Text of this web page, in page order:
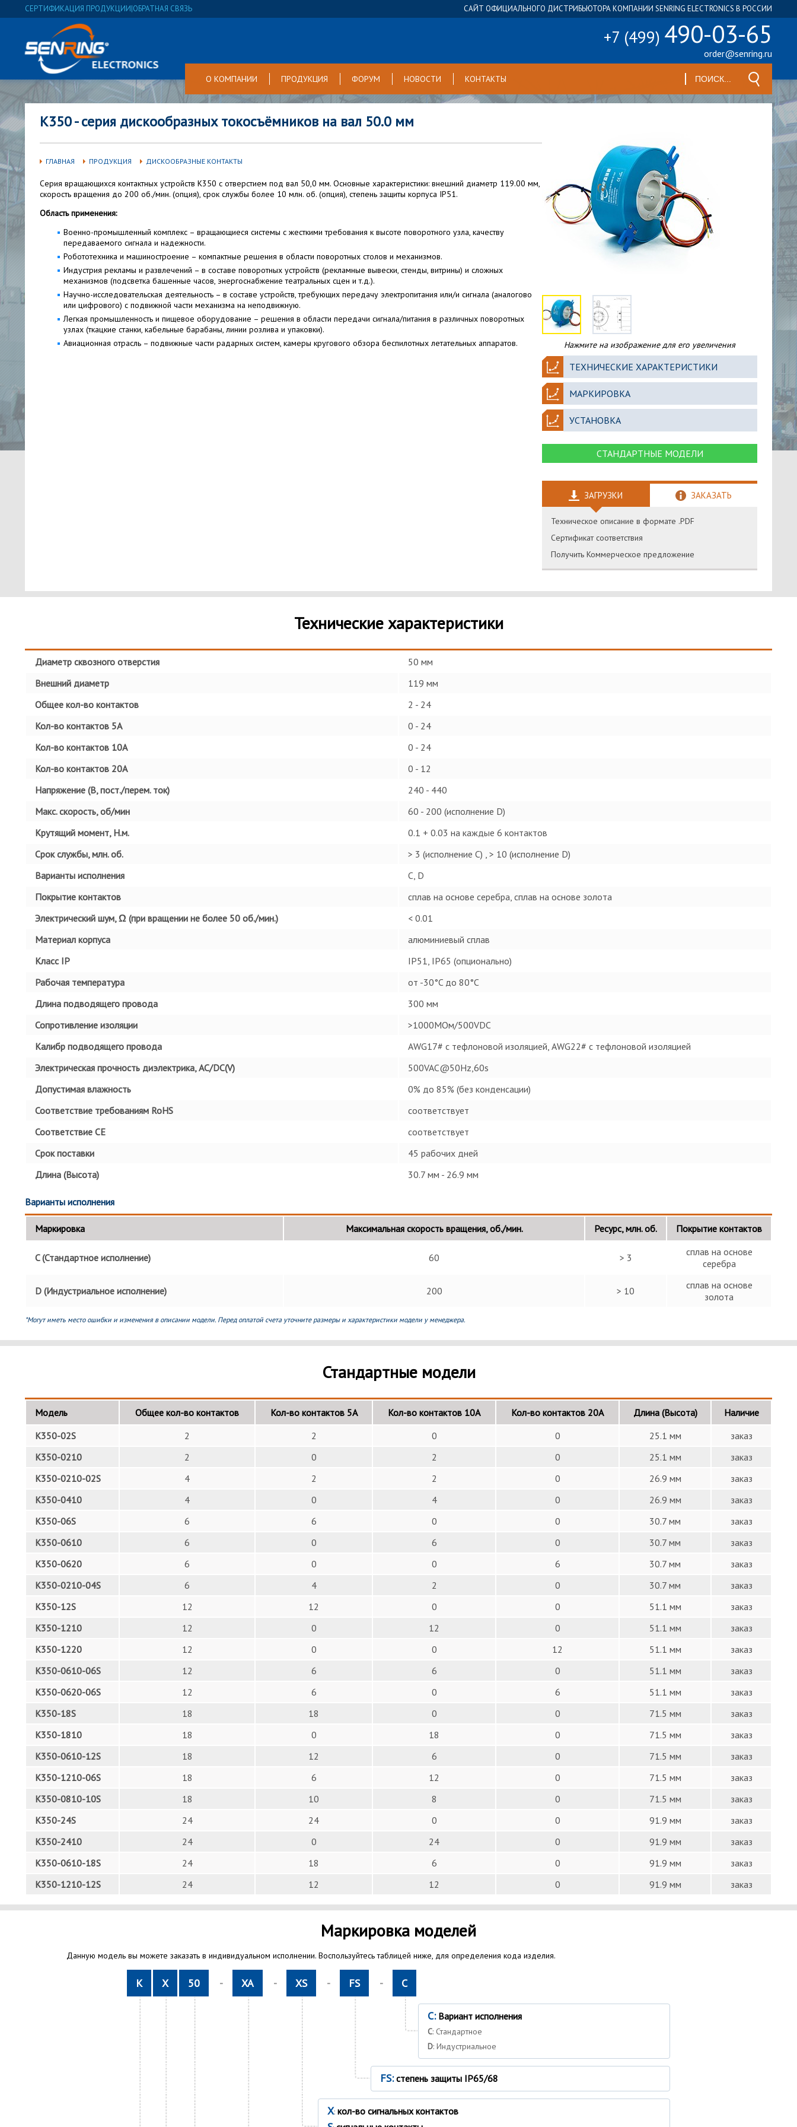
СЕРТИФИКАЦИЯ ПРОДУКЦИИ|ОБРАТНАЯ СВЯЗЬ САЙТ ОФИЦИАЛЬНОГО ДИСТРИБЬЮТОРА КОМПАНИИ SENRING ELECTRONICS В РОССИИ
+7 (499) 490-03-65
order@senring.ru
О КОМПАНИИ ПРОДУКЦИЯ ФОРУМ НОВОСТИ КОНТАКТЫ
K350 - серия дискообразных токосъёмников на вал 50.0 мм
ГЛАВНАЯ ПРОДУКЦИЯ ДИСКООБРАЗНЫЕ КОНТАКТЫ
Серия вращающихся контактных устройств K350 с отверстием под вал 50,0 мм. Основные характеристики: внешний диаметр 119.00 мм,
скорость вращения до 200 об./мин. (опция), срок службы более 10 млн. об. (опция), степень защиты корпуса IP51.
Область применения:
Военно-промышленный комплекс – вращающиеся системы с жесткими требования к высоте поворотного узла, качеству
передаваемого сигнала и надежности.
Робототехника и машиностроение – компактные решения в области поворотных столов и механизмов.
Индустрия рекламы и развлечений – в составе поворотных устройств (рекламные вывески, стенды, витрины) и сложных
механизмов (подсветка башенные часов, энергоснабжение театральных сцен и т.д.).
Научно-исследовательская деятельность – в составе устройств, требующих передачу электропитания или/и сигнала (аналогово
или цифрового) с подвижной части механизма на неподвижную.
Легкая промышленность и пищевое оборудование – решения в области передачи сигнала/питания в различных поворотных
узлах (ткацкие станки, кабельные барабаны, линии розлива и упаковки).
Авиационная отрасль – подвижные части радарных систем, камеры кругового обзора беспилотных летательных аппаратов.
Нажмите на изображение для его увеличения
ТЕХНИЧЕСКИЕ ХАРАКТЕРИСТИКИ
МАРКИРОВКА
УСТАНОВКА
СТАНДАРТНЫЕ МОДЕЛИ
ЗАГРУЗКИ ЗАКАЗАТЬ
Техническое описание в формате .PDF
Сертификат соответствия
Получить Коммерческое предложение
Технические характеристики
Диаметр сквозного отверстия
50 мм
Внешний диаметр
119 мм
Общее кол-во контактов
2 - 24
Кол-во контактов 5А
0 - 24
Кол-во контактов 10А
0 - 24
Кол-во контактов 20А
0 - 12
Напряжение (В, пост./перем. ток)
240 - 440
Макс. скорость, об/мин
60 - 200 (исполнение D)
Крутящий момент, Н.м.
0.1 + 0.03 на каждые 6 контактов
Срок службы, млн. об.
> 3 (исполнение C) , > 10 (исполнение D)
Варианты исполнения
C, D
Покрытие контактов
сплав на основе серебра, сплав на основе золота
Электрический шум, Ω (при вращении не более 50 об./мин.)
< 0.01
Материал корпуса
алюминиевый сплав
Класс IP
IP51, IP65 (опционально)
Рабочая температура
от -30°C до 80°C
Длина подводящего провода
300 мм
Сопротивление изоляции
>1000MОм/500VDC
Калибр подводящего провода
AWG17# с тефлоновой изоляцией, AWG22# с тефлоновой изоляцией
Электрическая прочность диэлектрика, AC/DC(V)
500VAC@50Hz,60s
Допустимая влажность
0% до 85% (без конденсации)
Соответствие требованиям RoHS
соответствует
Соответствие СЕ
соответствует
Срок поставки
45 рабочих дней
Длина (Высота)
30.7 мм - 26.9 мм
Варианты исполнения
Маркировка Максимальная скорость вращения, об./мин. Ресурс, млн. об. Покрытие контактов
C (Стандартное исполнение) 60 > 3
сплав на основе
серебра
D (Индустриальное исполнение) 200 > 10
сплав на основе
золота
*Могут иметь место ошибки и изменения в описании модели. Перед оплатой счета уточните размеры и характеристики модели у менеджера.
Стандартные модели
Модель Общее кол-во контактов Кол-во контактов 5А Кол-во контактов 10А Кол-во контактов 20А Длина (Высота)
Наличие
K350-02S
2 2 0 0 25.1 мм
заказ
K350-0210
2 0 2 0 25.1 мм
заказ
K350-0210-02S
4 2 2 0 26.9 мм
заказ
K350-0410
4 0 4 0 26.9 мм
заказ
K350-06S
6 6 0 0 30.7 мм
заказ
K350-0610
6 0 6 0 30.7 мм
заказ
K350-0620
6 0 0 6 30.7 мм
заказ
K350-0210-04S
6 4 2 0 30.7 мм
заказ
K350-12S
12 12 0 0 51.1 мм
заказ
K350-1210
12 0 12 0 51.1 мм
заказ
K350-1220
12 0 0 12 51.1 мм
заказ
K350-0610-06S
12 6 6 0 51.1 мм
заказ
K350-0620-06S
12 6 0 6 51.1 мм
заказ
K350-18S
18 18 0 0 71.5 мм
заказ
K350-1810
18 0 18 0 71.5 мм
заказ
K350-0610-12S
18 12 6 0 71.5 мм
заказ
K350-1210-06S
18 6 12 0 71.5 мм
заказ
K350-0810-10S
18 10 8 0 71.5 мм
заказ
K350-24S
24 24 0 0 91.9 мм
заказ
K350-2410
24 0 24 0 91.9 мм
заказ
K350-0610-18S
24 18 6 0 91.9 мм
заказ
K350-1210-12S
24 12 12 0 91.9 мм заказ
Маркировка моделей
Данную модель вы можете заказать в индивидуальном исполнении. Воспользуйтесь таблицей ниже, для определения кода изделия.
К X 50 - XA - XS - FS - C
C: Вариант исполнения
C: Стандартное
D: Индустриальное
FS: степень защиты IP65/68
X: кол-во сигнальных контактов